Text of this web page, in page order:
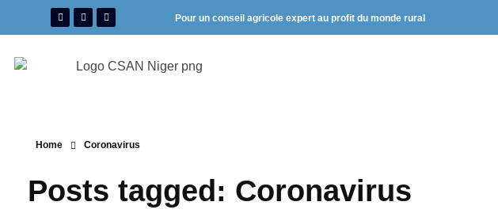
Pour un conseil agricole expert au profit du monde rural
Home Coronavirus
Posts tagged: Coronavirus